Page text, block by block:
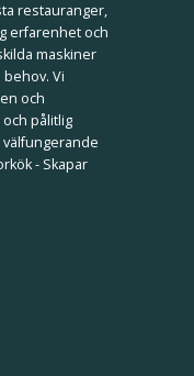
restauranger,
erfarenhet och
maskiner
Vi
och
pålitlig
- Skapar